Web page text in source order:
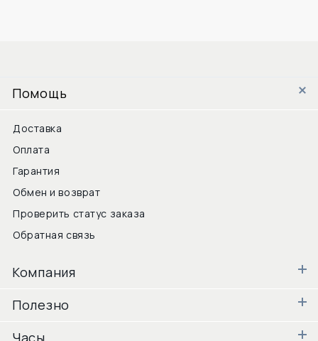
Помощь
Доставка
Оплата
Гарантия
Обмен и возврат
Проверить статус заказа
Обратная связь
Компания
Полезно
Часы